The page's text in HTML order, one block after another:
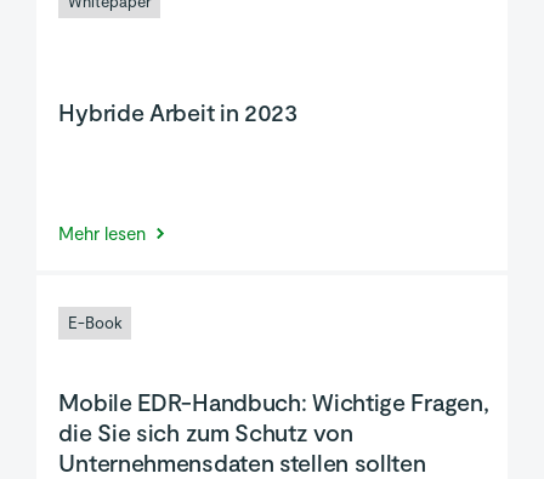
Hybride Arbeit in 2023
Mehr lesen
E-Book
Mobile EDR-Handbuch: Wichtige Fragen,
die Sie sich zum Schutz von
Unternehmensdaten stellen sollten